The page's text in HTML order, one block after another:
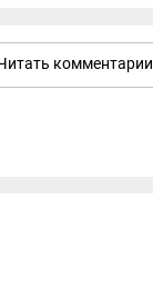
комментарии